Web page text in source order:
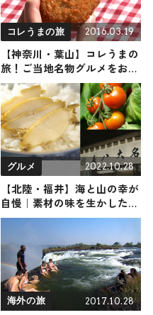
コレうまの旅 2016.03.19
【神奈川・葉山】コレうまの
旅！ご当地名物グルメをお届
け
グルメ 2022.10.28
【北陸・福井】海と山の幸が
自慢｜素材の味を生かしたと
っておきグルメ4選
海外の旅 2017.10.28